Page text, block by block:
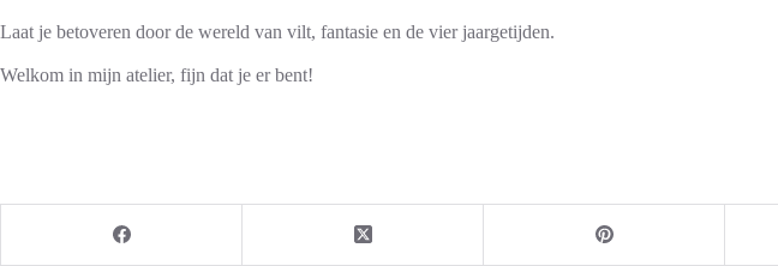
Laat je betoveren door de wereld van vilt, fantasie en de vier jaargetijden.
Welkom in mijn atelier, fijn dat je er bent!